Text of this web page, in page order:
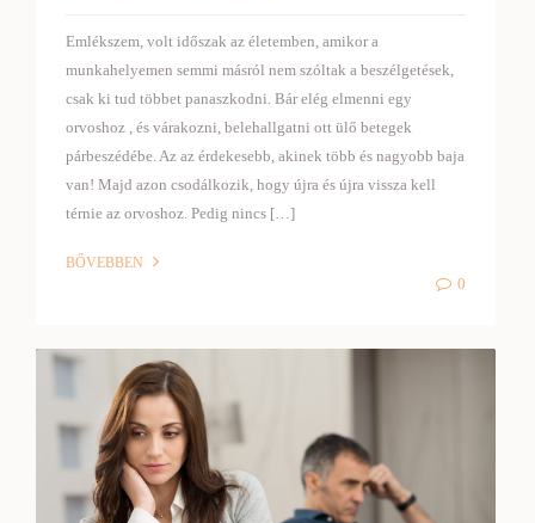
Emlékszem, volt időszak az életemben, amikor a
munkahelyemen semmi másról nem szóltak a beszélgetések,
csak ki tud többet panaszkodni. Bár elég elmenni egy
orvoshoz , és várakozni, belehallgatni ott ülő betegek
párbeszédébe. Az az érdekesebb, akinek több és nagyobb baja
van! Majd azon csodálkozik, hogy újra és újra vissza kell
térnie az orvoshoz. Pedig nincs […]
BŐVEBBEN
0